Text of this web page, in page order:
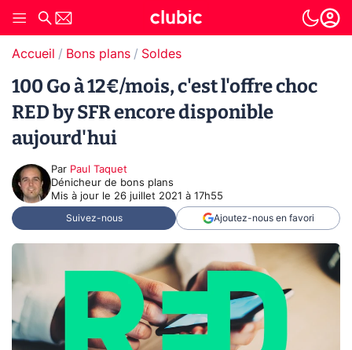
Accueil Bons plans Soldes
100 Go à 12€/mois, c'est l'offre choc
RED by SFR encore disponible
aujourd'hui
Par Paul Taquet
Dénicheur de bons plans
Mis à jour le 26 juillet 2021 à 17h55
Suivez-nous Ajoutez-nous en favori